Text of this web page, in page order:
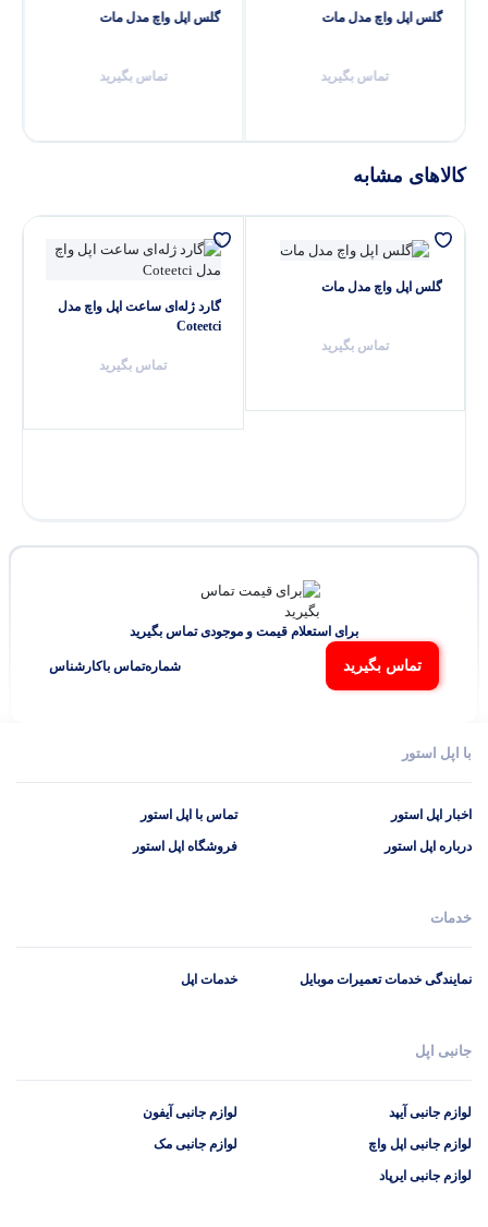
گلس اپل واچ مدل مات
تماس بگیرید
گلس اپل واچ مدل مات
تماس بگیرید
کالاهای مشابه
گلس اپل واچ مدل مات
تماس بگیرید
گارد ژله‌ای ساعت اپل واچ مدل
Coteetci
تماس بگیرید
برای استعلام قیمت و موجودی تماس بگیرید
تماس بگیرید شماره‌تماس‌ با‌کارشناس
با اپل استور
اخبار اپل استور
درباره اپل استور
تماس با اپل استور
فروشگاه اپل استور
خدمات
نمایندگی خدمات تعمیرات موبایل خدمات اپل
جانبی اپل
لوازم جانبی آیپد
لوازم جانبی اپل واچ
لوازم جانبی ایرپاد
لوازم جانبی آیفون
لوازم جانبی مک